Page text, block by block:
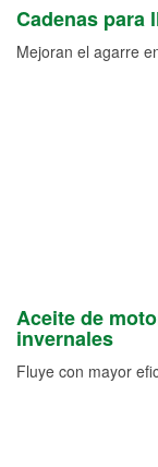
Cadenas para
Mejoran el agarre
Aceite de
invernales
Fluye con mayor